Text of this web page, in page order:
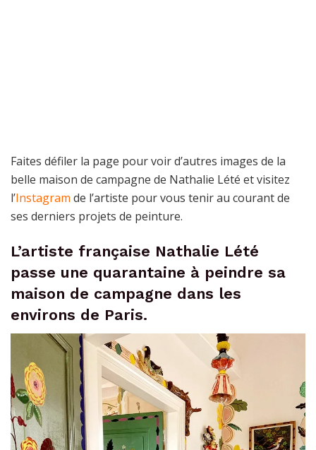
Faites défiler la page pour voir d’autres images de la
belle maison de campagne de Nathalie Lété et visitez
l’Instagram de l’artiste pour vous tenir au courant de
ses derniers projets de peinture.
L’artiste française Nathalie Lété
passe une quarantaine à peindre sa
maison de campagne dans les
environs de Paris.